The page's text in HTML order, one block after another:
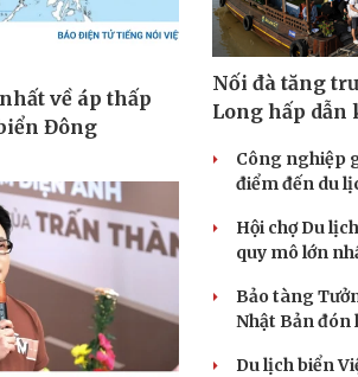
Nối đà tăng
Long hấp dẫn
Công nghiệp
điểm đến du
Hội chợ Du
quy mô lớn
Bảo tàng
Nhật Bản đón
Du lịch biển